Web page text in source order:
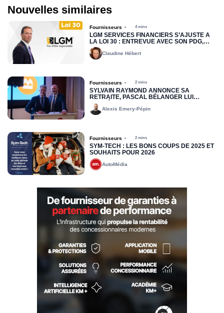
Nouvelles similaires
Fournisseurs 4 mins
LGM SERVICES FINANCIERS S’AJUSTE À
LA LOI 30 : ENTREVUE AVEC SON PDG,
DREW COLLIER
Claudine Hébert
Fournisseurs 2 mins
SYLVAIN RAYMOND ANNONCE SA
RETRAITE, PASCAL BÉLANGER LUI
SUCCÉDERA
Alexis Emery-Pépin
Fournisseurs 2 mins
SYM-TECH : LES BONS COUPS DE 2025 ET
SOUHAITS POUR 2026
AutoMédia